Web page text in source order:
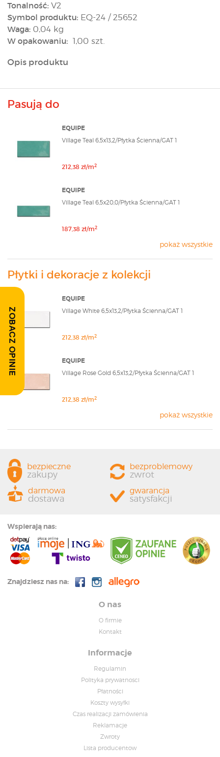
Tonalność: V2
Symbol produktu: EQ-24 / 25652
Waga: 0,04 kg
W opakowaniu: 1,00 szt.
Opis produktu
Pasują do
EQUIPE
Village Teal 6,5x13,2/Płytka Ścienna/GAT 1
212,38 zł/m2
EQUIPE
Village Teal 6,5x20,0/Płytka Ścienna/GAT 1
187,38 zł/m2
pokaż wszystkie
Płytki i dekoracje z kolekcji
EQUIPE
Village White 6,5x13,2/Płytka Ścienna/GAT 1
212,38 zł/m2
EQUIPE
Village Rose Gold 6,5x13,2/Płytka Ścienna/GAT 1
212,38 zł/m2
pokaż wszystkie
ZOBACZ OPINIE
bezpieczne
zakupy
bezproblemowy
zwrot
darmowa
dostawa
gwarancja
satysfakcji
Wspierają nas:
Znajdziesz nas na:
O nas
O firmie
Kontakt
Informacje
Regulamin
Polityka prywatnosci
Płatności
Koszty wysyłki
Czas realizacji zamówienia
Reklamacje
Zwroty
Lista producentow